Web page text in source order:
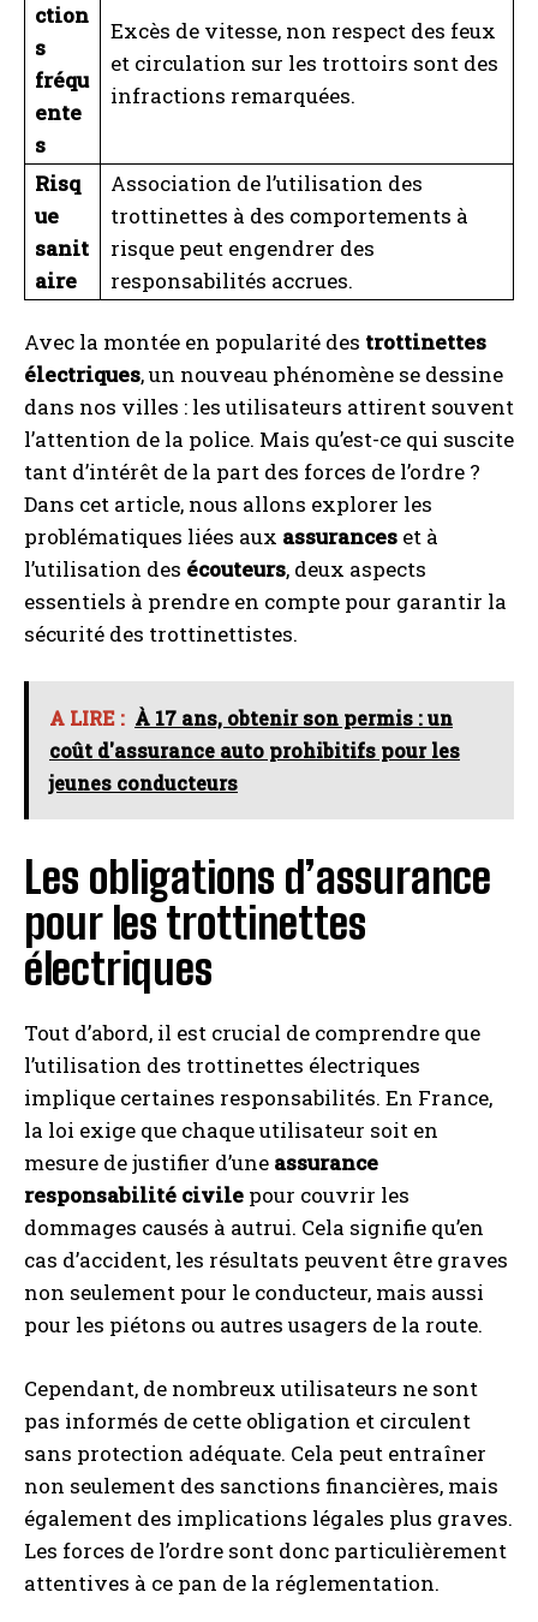
I WANT IN
I've read and accept thePrivacy Policy.
A LIRE : Assurance cheval comparateur :
ction
s
fréqu
ente
s
Excès de vitesse, non respect des feux
et circulation sur les trottoirs sont des
infractions remarquées.
Risq
ue
sanit
aire
Association de l’utilisation des
trottinettes à des comportements à
risque peut engendrer des
responsabilités accrues.
Avec la montée en popularité des trottinettes
électriques, un nouveau phénomène se dessine
dans nos villes : les utilisateurs attirent souvent
l’attention de la police. Mais qu’est-ce qui suscite
tant d’intérêt de la part des forces de l’ordre ?
Dans cet article, nous allons explorer les
problématiques liées aux assurances et à
l’utilisation des écouteurs, deux aspects
essentiels à prendre en compte pour garantir la
sécurité des trottinettistes.
A LIRE : À 17 ans, obtenir son permis : un
coût d'assurance auto prohibitifs pour les
jeunes conducteurs
Les obligations d’assurance
pour les trottinettes
électriques
Tout d’abord, il est crucial de comprendre que
l’utilisation des trottinettes électriques
implique certaines responsabilités. En France,
la loi exige que chaque utilisateur soit en
mesure de justifier d’une assurance
responsabilité civile pour couvrir les
dommages causés à autrui. Cela signifie qu’en
cas d’accident, les résultats peuvent être graves
non seulement pour le conducteur, mais aussi
pour les piétons ou autres usagers de la route.
Cependant, de nombreux utilisateurs ne sont
pas informés de cette obligation et circulent
sans protection adéquate. Cela peut entraîner
non seulement des sanctions financières, mais
également des implications légales plus graves.
Les forces de l’ordre sont donc particulièrement
attentives à ce pan de la réglementation.